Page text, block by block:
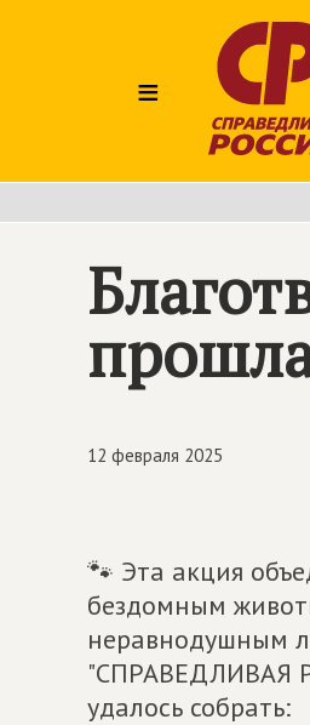
≡
12 февраля 2025
🐾 Эта акция
бездомным
неравнодушным
"СПРАВЕДЛИВАЯ
удалось собрать: